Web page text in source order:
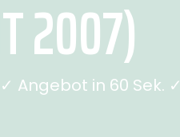
2007)
Angebot in 60 Sek. ✓